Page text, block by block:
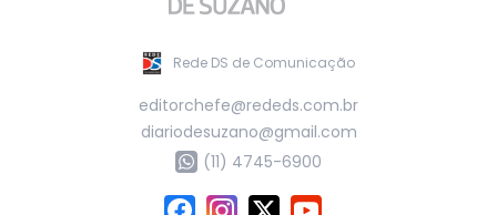
Rede DS de Comunicação
editorchefe@rededs.com.br
diariodesuzano@gmail.com
(11) 4745-6900